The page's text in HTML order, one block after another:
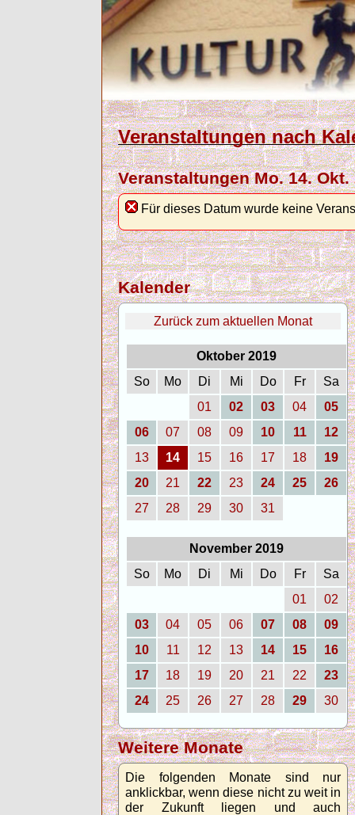
Veranstaltungen nach
Veranstaltungen Mo. 14. Okt.
Für dieses Datum wurde keine
Kalender
Zurück zum aktuellen Monat
Oktober 2019
So
Mo Di Mi Do Fr
Sa
01
02 03 04
05
06
07 08 09 10 11
12
13
14 15 16 17 18
19
20
21 22 23 24 25
26
27
28 29 30 31
November 2019
So
Mo Di Mi Do Fr
Sa
01
02
03
04 05 06 07 08
09
10
11 12 13 14 15
16
17
18 19 20 21 22
23
24
25 26 27 28 29 30
Weitere Monate
Die folgenden Monate sind nur
anklickbar, wenn diese nicht zu weit in
der Zukunft liegen und auch